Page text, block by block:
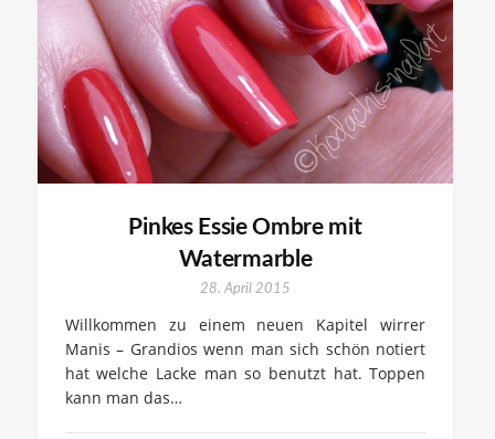
Pinkes Essie Ombre mit
Watermarble
28. April 2015
Willkommen zu einem neuen Kapitel wirrer
Manis – Grandios wenn man sich schön notiert
hat welche Lacke man so benutzt hat. Toppen
kann man das…